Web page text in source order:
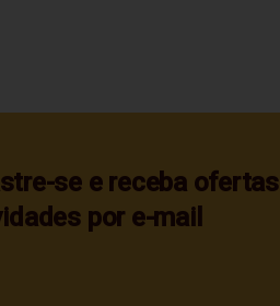
se e receba ofertas
por e-mail